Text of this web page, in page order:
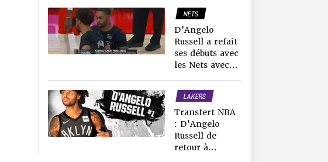
sang !
NETS
NEWS NBA
D’Angelo
Russell a refait
ses débuts avec
les Nets avec
passes
LAKERS
NEWS NBA
Transfert NBA
: D’Angelo
Russell de
retour à